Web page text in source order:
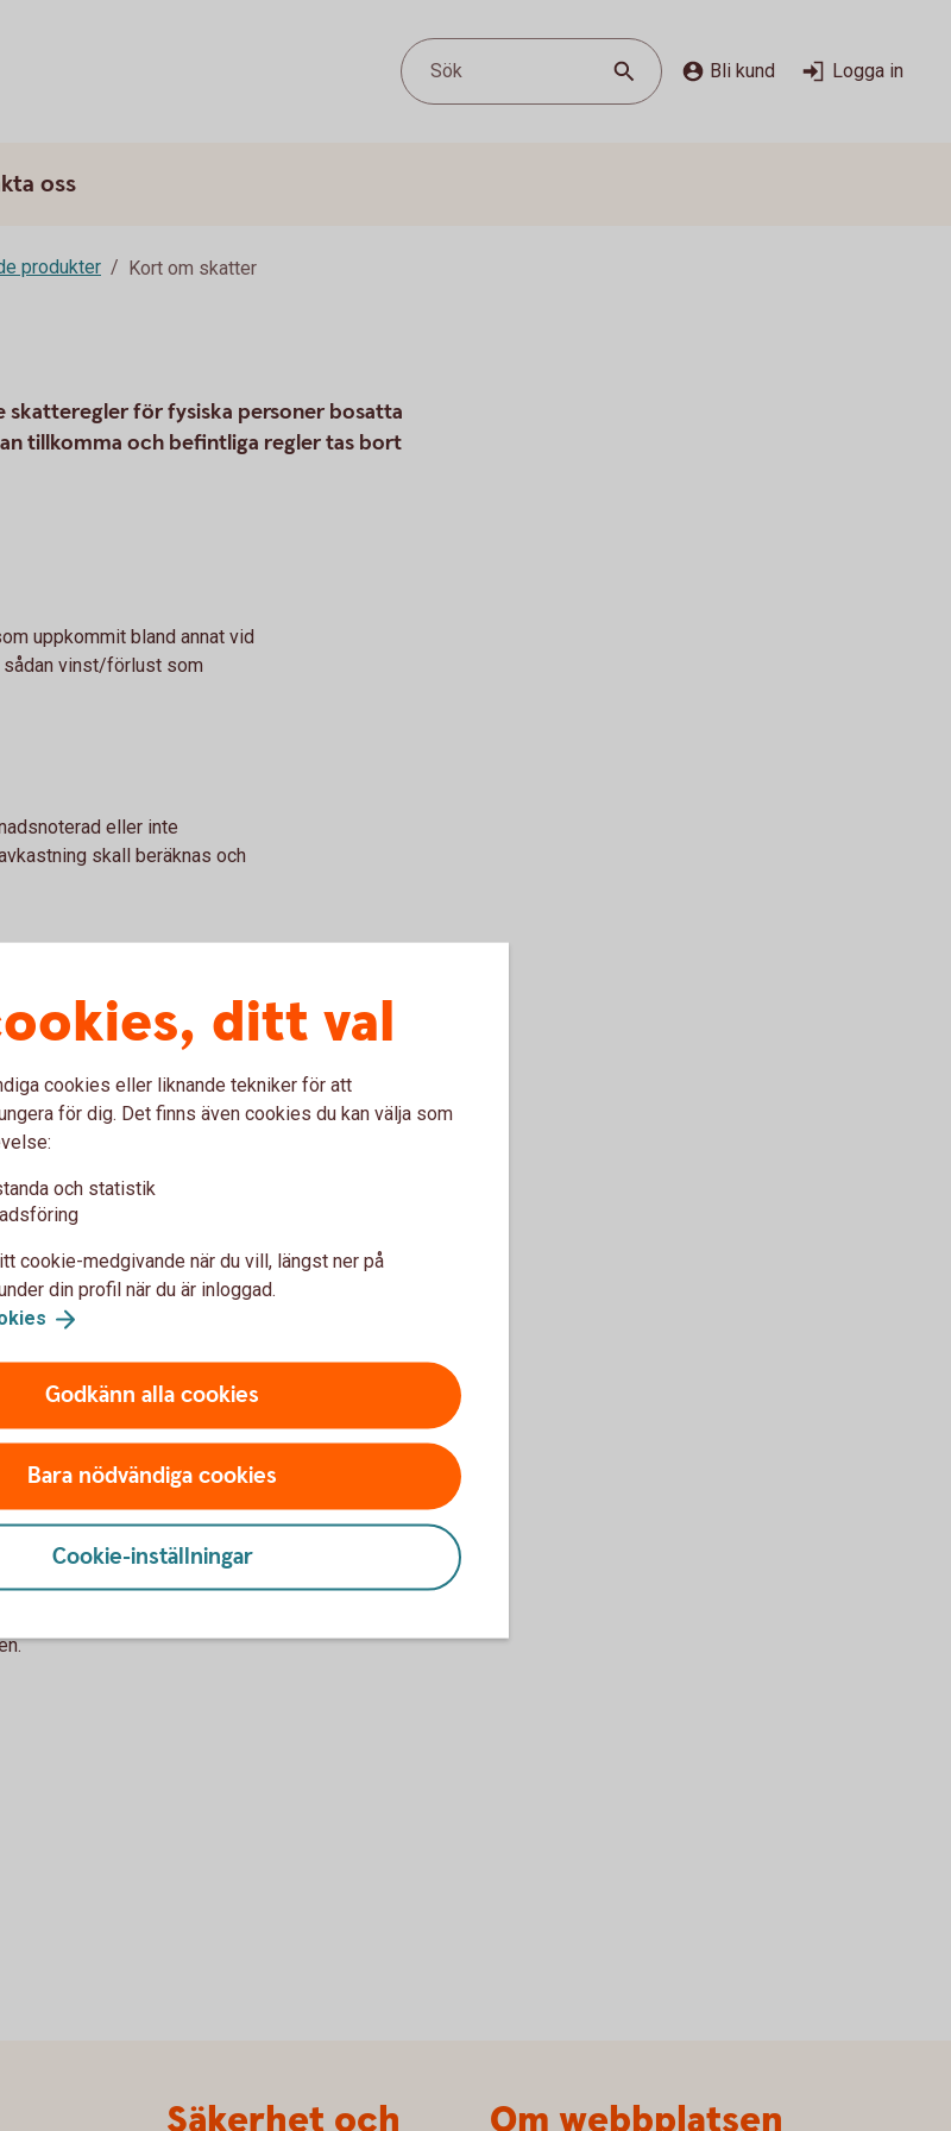
Sök Bli kund Logga in
oss
produkter Kort om skatter
skatteregler för fysiska personer bosatta
tillkomma och befintliga regler tas bort
uppkommit bland annat vid
sådan vinst/förlust som
eller inte
skall beräknas och
till exempel på
för aktier beskattas
eller inlösen anses
kapital.
tillgångsslag än aktier
Valuta beskattas som
på andra
aktier. En reaförlust på
till 70 procent mot
med 30 procent i
procent av förlusten mot
behandlas denna del av
till aktiemarknaden ska
Banken innehåller preliminär
för ytterligare
ditt val
cookies eller liknande tekniker för att
för dig. Det finns även cookies du kan välja som
och statistik
cookie-medgivande när du vill, längst ner på
din profil när du är inloggad.
Godkänn alla cookies
Bara nödvändiga cookies
Cookie-inställningar